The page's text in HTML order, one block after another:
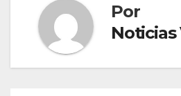
Por
Noticias